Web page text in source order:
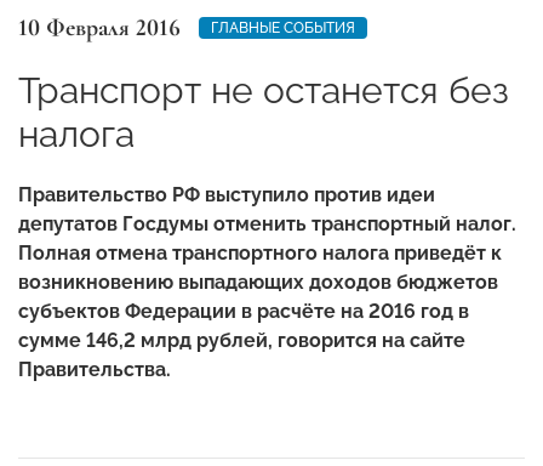
10 Февраля 2016 ГЛАВНЫЕ СОБЫТИЯ
Транспорт не останется без
налога
Правительство РФ выступило против идеи
депутатов Госдумы отменить транспортный налог.
Полная отмена транспортного налога приведёт к
возникновению выпадающих доходов бюджетов
субъектов Федерации в расчёте на 2016 год в
сумме 146,2 млрд рублей, говорится на сайте
Правительства.